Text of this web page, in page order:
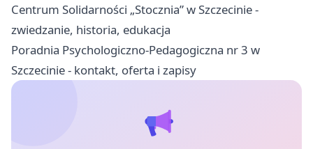
Centrum Solidarności „Stocznia” w Szczecinie -
zwiedzanie, historia, edukacja
Poradnia Psychologiczno-Pedagogiczna nr 3 w
Szczecinie - kontakt, oferta i zapisy